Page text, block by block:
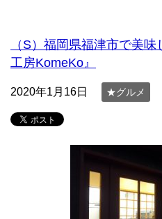
（S）福岡県福津市で美
工房KomeKo』
2020年1月16日 ★グルメ